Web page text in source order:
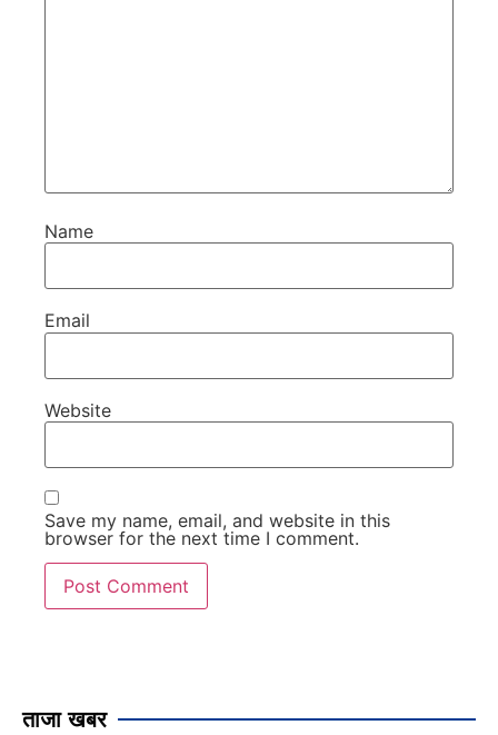
Name
Email
Website
Save my name, email, and website in this
browser for the next time I comment.
ताजा खबर